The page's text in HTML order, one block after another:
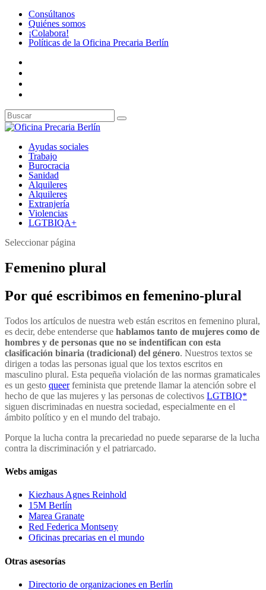
Consúltanos
Quiénes somos
¡Colabora!
Políticas de la Oficina Precaria Berlín
Ayudas sociales
Trabajo
Burocracia
Sanidad
Alquileres
Alquileres
Extranjería
Violencias
LGTBIQA+
Seleccionar página
Femenino plural
Por qué escribimos en femenino-plural
Todos los artículos de nuestra web están escritos en femenino plural,
es decir, debe entenderse que hablamos tanto de mujeres como de
hombres y de personas que no se indentifican con esta
clasificación binaria (tradicional) del género. Nuestros textos se
dirigen a todas las personas igual que los textos escritos en
masculino plural. Esta pequeña violación de las normas gramaticales
es un gesto queerfeminista que pretende llamar la atención sobre el
hecho de que las mujeres y las personas de colectivos LGTBIQ*
siguen discriminadas en nuestra sociedad, especialmente en el
ámbito político y en el mundo del trabajo.
Porque la lucha contra la precariedad no puede separarse de la lucha
contra la discriminación y el patriarcado.
Webs amigas
Kiezhaus Agnes Reinhold
15M Berlín
Marea Granate
Red Federica Montseny
Oficinas precarias en el mundo
Otras asesorías
Directorio de organizaciones en Berlín